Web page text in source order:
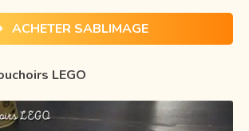
ACHETER SABLIMAGE
LEGO